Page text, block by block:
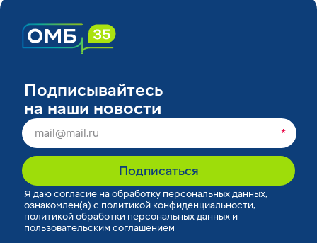
Подписывайтесь
на наши новости
*
Подписаться
Я даю согласие на обработку персональных данных,
ознакомлен(а) с политикой конфиденциальности,
политикой обработки персональных данных и
пользовательским соглашением